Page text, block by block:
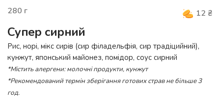
280 г 12 ₴
Супер сирний
Рис, норі, мікс сирів (сир філадельфія, сир традіцийний),
кунжут, японський майонез, помідор, соус сирний
*Містить алергени: молочні продукти, кунжут
*Рекомендований термін зберігання готових страв не більше 3
год.